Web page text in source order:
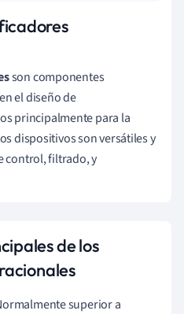
son componentes
el diseño de
principalmente para la
dispositivos son versátiles y
control, filtrado, y
de los
superior a